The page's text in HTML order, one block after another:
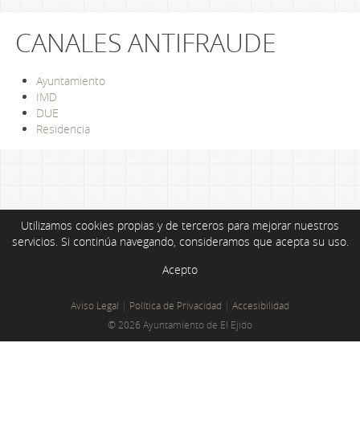
CANALES ANTIFRAUDE
Ayuntamiento
IMD
DUE
Residencia
Utilizamos cookies propias y de terceros para mejorar nuestros
servicios. Si continúa navegando, consideramos que acepta su uso.
Acepto
Aviso Legal | Política de Privacidad | Accesibilidad
© 2026 Ayuntamiento de El Ejido